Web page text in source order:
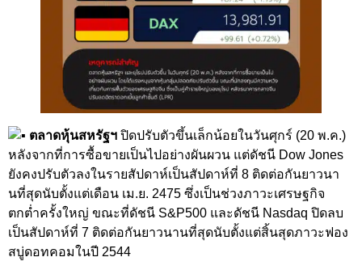
ตลาดหุ้นสหรัฐฯ ปิดปรับตัวขึ้นเล็กน้อยในวันศุกร์ (20 พ.ค.)
หลังจากที่การซื้อขายเป็นไปอย่างผันผวน แต่ดัชนี Dow Jones
ยังคงปรับตัวลงในรายสัปดาห์เป็นสัปดาห์ที่ 8 ติดต่อกันยาวนา
นที่สุดนับตั้งแต่เดือน เม.ย. 2475 ซึ่งเป็นช่วงภาวะเศรษฐกิจ
ตกต่ำครั้งใหญ่ ขณะที่ดัชนี S&P500 และดัชนี Nasdaq ปิดลบ
เป็นสัปดาห์ที่ 7 ติดต่อกันยาวนานที่สุดนับตั้งแต่สิ้นสุดภาวะฟอง
สบู่ดอทคอมในปี 2544